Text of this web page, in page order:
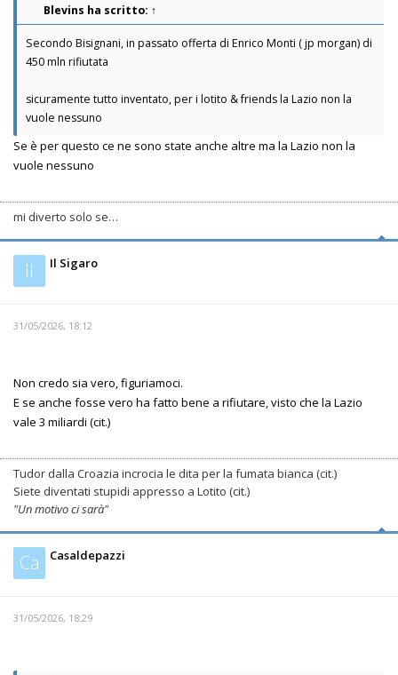
Blevins ha scritto: ↑
Secondo Bisignani, in passato offerta di Enrico Monti ( jp morgan) di
450 mln rifiutata
sicuramente tutto inventato, per i lotito & friends la Lazio non la
vuole nessuno
Se è per questo ce ne sono state anche altre ma la Lazio non la
vuole nessuno
mi diverto solo se…
Il Il Sigaro
31/05/2026, 18:12
Non credo sia vero, figuriamoci.
E se anche fosse vero ha fatto bene a rifiutare, visto che la Lazio
vale 3 miliardi (cit.)
Tudor dalla Croazia incrocia le dita per la fumata bianca (cit.)
Siete diventati stupidi appresso a Lotito (cit.)
"Un motivo ci sarà"
Ca Casaldepazzi
31/05/2026, 18:29